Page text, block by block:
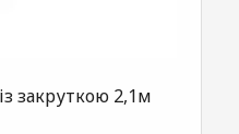
закруткою 2,1м